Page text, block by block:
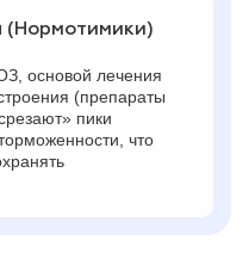
(Нормотимики)
основой лечения
(препараты
пики
что